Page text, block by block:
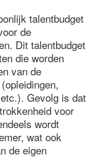
talentbudget
de
Dit talentbudget
die worden
van de
Gevolg is dat
voor
wordt
wat ook
de eigen